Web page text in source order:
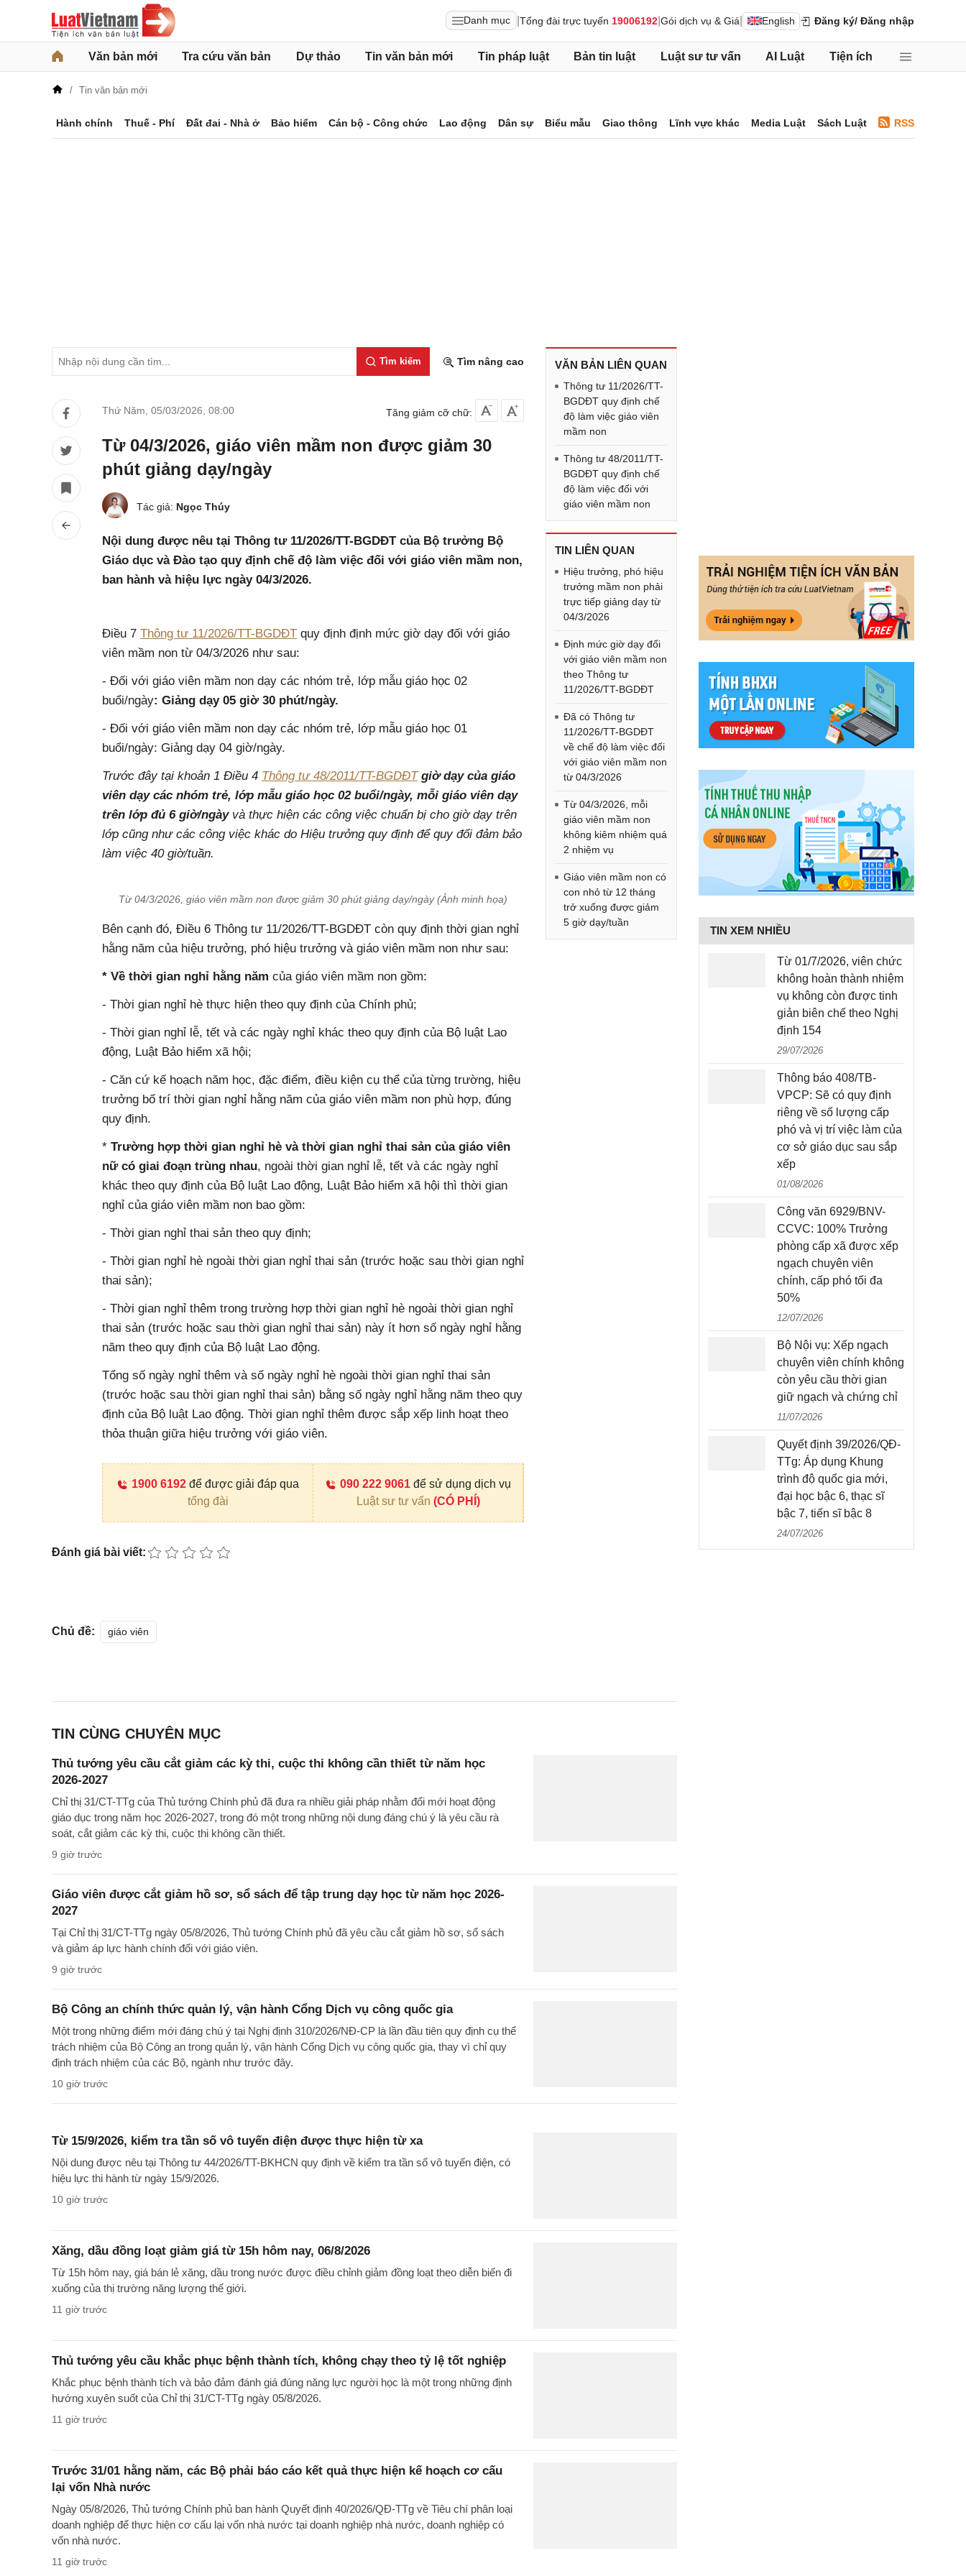
Danh mục Tổng đài trực tuyến 19006192 Gói dịch vụ & Giá English Đăng ký/ Đăng nhập
Văn bản mới Tra cứu văn bản Dự thảo Tin văn bản mới Tin pháp luật Bản tin luật Luật sư tư vấn AI Luật Tiện ích
Tin văn bản mới
Hành chính Thuế - Phí Đất đai - Nhà ở Bảo hiểm Cán bộ - Công chức Lao động Dân sự Biểu mẫu Giao thông Lĩnh vực khác Media Luật Sách Luật RSS
Tìm kiếm Tìm nâng cao
Thứ Năm, 05/03/2026 08:00 Tăng giảm cỡ chữ:
Từ 04/3/2026, giáo viên mầm non được giảm 30
phút giảng dạy/ngày
Tác giả: Ngọc Thúy
Nội dung được nêu tại Thông tư 11/2026/TT-BGDĐT của Bộ trưởng Bộ
Giáo dục và Đào tạo quy định chế độ làm việc đối với giáo viên mầm non,
ban hành và hiệu lực ngày 04/3/2026.
Điều 7 Thông tư 11/2026/TT-BGDĐT quy định định mức giờ dạy đối với giáo
viên mầm non từ 04/3/2026 như sau:
- Đối với giáo viên mầm non dạy các nhóm trẻ, lớp mẫu giáo học 02
buổi/ngày: Giảng dạy 05 giờ 30 phút/ngày.
- Đối với giáo viên mầm non dạy các nhóm trẻ, lớp mẫu giáo học 01
buổi/ngày: Giảng dạy 04 giờ/ngày.
Trước đây tại khoản 1 Điều 4 Thông tư 48/2011/TT-BGDĐT giờ dạy của giáo
viên dạy các nhóm trẻ, lớp mẫu giáo học 02 buổi/ngày, mỗi giáo viên dạy
trên lớp đủ 6 giờ/ngàyvà thực hiện các công việc chuẩn bị cho giờ dạy trên
lớp cũng như các công việc khác do Hiệu trưởng quy định để quy đổi đảm bảo
làm việc 40 giờ/tuần.
Từ 04/3/2026, giáo viên mầm non được giảm 30 phút giảng dạy/ngày (Ảnh minh họa)
Bên cạnh đó, Điều 6 Thông tư 11/2026/TT-BGDĐT còn quy định thời gian nghỉ
hằng năm của hiệu trưởng, phó hiệu trưởng và giáo viên mầm non như sau:
* Về thời gian nghỉ hằng năm của giáo viên mầm non gồm:
- Thời gian nghỉ hè thực hiện theo quy định của Chính phủ;
- Thời gian nghỉ lễ, tết và các ngày nghỉ khác theo quy định của Bộ luật Lao
động, Luật Bảo hiểm xã hội;
- Căn cứ kế hoạch năm học, đặc điểm, điều kiện cụ thể của từng trường, hiệu
trưởng bố trí thời gian nghỉ hằng năm của giáo viên mầm non phù hợp, đúng
quy định.
* Trường hợp thời gian nghỉ hè và thời gian nghỉ thai sản của giáo viên
nữ có giai đoạn trùng nhau, ngoài thời gian nghỉ lễ, tết và các ngày nghỉ
khác theo quy định của Bộ luật Lao động, Luật Bảo hiểm xã hội thì thời gian
nghỉ của giáo viên mầm non bao gồm:
- Thời gian nghỉ thai sản theo quy định;
- Thời gian nghỉ hè ngoài thời gian nghỉ thai sản (trước hoặc sau thời gian nghỉ
thai sản);
- Thời gian nghỉ thêm trong trường hợp thời gian nghỉ hè ngoài thời gian nghỉ
thai sản (trước hoặc sau thời gian nghỉ thai sản) này ít hơn số ngày nghỉ hằng
năm theo quy định của Bộ luật Lao động.
Tổng số ngày nghỉ thêm và số ngày nghỉ hè ngoài thời gian nghỉ thai sản
(trước hoặc sau thời gian nghỉ thai sản) bằng số ngày nghỉ hằng năm theo quy
định của Bộ luật Lao động. Thời gian nghỉ thêm được sắp xếp linh hoạt theo
thỏa thuận giữa hiệu trưởng với giáo viên.
1900 6192 để được giải đáp qua
tổng đài
090 222 9061 để sử dụng dịch vụ
Luật sư tư vấn (CÓ PHÍ)
Đánh giá bài viết:
Chủ đề: giáo viên
VĂN BẢN LIÊN QUAN
Thông tư 11/2026/TT-
BGDĐT quy định chế
độ làm việc giáo viên
mầm non
Thông tư 48/2011/TT-
BGDĐT quy định chế
độ làm việc đối với
giáo viên mầm non
TIN LIÊN QUAN
Hiệu trưởng, phó hiệu
trưởng mầm non phải
trực tiếp giảng dạy từ
04/3/2026
Định mức giờ dạy đối
với giáo viên mầm non
theo Thông tư
11/2026/TT-BGDĐT
Đã có Thông tư
11/2026/TT-BGDĐT
về chế độ làm việc đối
với giáo viên mầm non
từ 04/3/2026
Từ 04/3/2026, mỗi
giáo viên mầm non
không kiêm nhiệm quá
2 nhiệm vụ
Giáo viên mầm non có
con nhỏ từ 12 tháng
trở xuống được giảm
5 giờ dạy/tuần
TIN CÙNG CHUYÊN MỤC
Thủ tướng yêu cầu cắt giảm các kỳ thi, cuộc thi không cần thiết từ năm học
2026-2027
Chỉ thị 31/CT-TTg của Thủ tướng Chính phủ đã đưa ra nhiều giải pháp nhằm đổi mới hoạt động
giáo dục trong năm học 2026-2027, trong đó một trong những nội dung đáng chú ý là yêu cầu rà
soát, cắt giảm các kỳ thi, cuộc thi không cần thiết.
9 giờ trước
Giáo viên được cắt giảm hồ sơ, sổ sách để tập trung dạy học từ năm học 2026-
2027
Tại Chỉ thị 31/CT-TTg ngày 05/8/2026, Thủ tướng Chính phủ đã yêu cầu cắt giảm hồ sơ, sổ sách
và giảm áp lực hành chính đối với giáo viên.
9 giờ trước
Bộ Công an chính thức quản lý, vận hành Cổng Dịch vụ công quốc gia
Một trong những điểm mới đáng chú ý tại Nghị định 310/2026/NĐ-CP là lần đầu tiên quy định cụ thể
trách nhiệm của Bộ Công an trong quản lý, vận hành Cổng Dịch vụ công quốc gia, thay vì chỉ quy
định trách nhiệm của các Bộ, ngành như trước đây.
10 giờ trước
Từ 15/9/2026, kiểm tra tần số vô tuyến điện được thực hiện từ xa
Nội dung được nêu tại Thông tư 44/2026/TT-BKHCN quy định về kiểm tra tần số vô tuyến điện, có
hiệu lực thi hành từ ngày 15/9/2026.
10 giờ trước
Xăng, dầu đồng loạt giảm giá từ 15h hôm nay, 06/8/2026
Từ 15h hôm nay, giá bán lẻ xăng, dầu trong nước được điều chỉnh giảm đồng loạt theo diễn biến đi
xuống của thị trường năng lượng thế giới.
11 giờ trước
Thủ tướng yêu cầu khắc phục bệnh thành tích, không chạy theo tỷ lệ tốt nghiệp
Khắc phục bệnh thành tích và bảo đảm đánh giá đúng năng lực người học là một trong những định
hướng xuyên suốt của Chỉ thị 31/CT-TTg ngày 05/8/2026.
11 giờ trước
Trước 31/01 hằng năm, các Bộ phải báo cáo kết quả thực hiện kế hoạch cơ cấu
lại vốn Nhà nước
Ngày 05/8/2026, Thủ tướng Chính phủ ban hành Quyết định 40/2026/QĐ-TTg về Tiêu chí phân loại
doanh nghiệp để thực hiện cơ cấu lại vốn nhà nước tại doanh nghiệp nhà nước, doanh nghiệp có
vốn nhà nước.
11 giờ trước
TIN XEM NHIỀU
Từ 01/7/2026, viên chức
không hoàn thành nhiệm
vụ không còn được tinh
giản biên chế theo Nghị
định 154
29/07/2026
Thông báo 408/TB-
VPCP: Sẽ có quy định
riêng về số lượng cấp
phó và vị trí việc làm của
cơ sở giáo dục sau sắp
xếp
01/08/2026
Công văn 6929/BNV-
CCVC: 100% Trưởng
phòng cấp xã được xếp
ngạch chuyên viên
chính, cấp phó tối đa
50%
12/07/2026
Bộ Nội vụ: Xếp ngạch
chuyên viên chính không
còn yêu cầu thời gian
giữ ngạch và chứng chỉ
11/07/2026
Quyết định 39/2026/QĐ-
TTg: Áp dụng Khung
trình độ quốc gia mới,
đại học bậc 6, thạc sĩ
bậc 7, tiến sĩ bậc 8
24/07/2026